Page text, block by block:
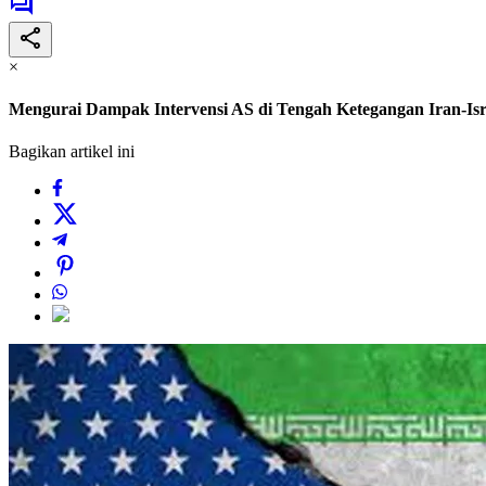
×
Mengurai Dampak Intervensi AS di Tengah Ketegangan Iran-
Bagikan artikel ini